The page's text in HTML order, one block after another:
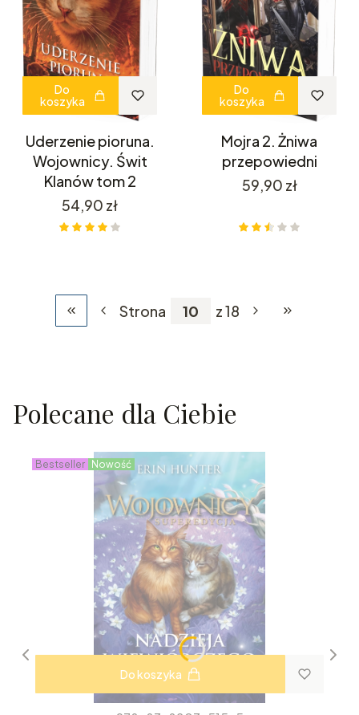
Do
koszyka
Uderzenie pioruna.
Wojownicy. Świt
Klanów tom 2
Cena
54,90 zł
Do
koszyka
Mojra 2. Żniwa
przepowiedni
Cena
59,90 zł
Wróć do pierwszej strony z produktami
Strona z 18 Przejdź do
Polecane dla Ciebie
Bestseller Nowość
Do koszyka